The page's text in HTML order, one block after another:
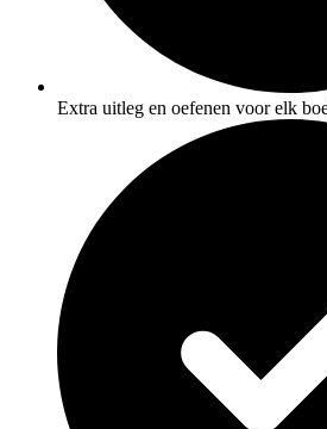
Extra uitleg en oefenen voor elk